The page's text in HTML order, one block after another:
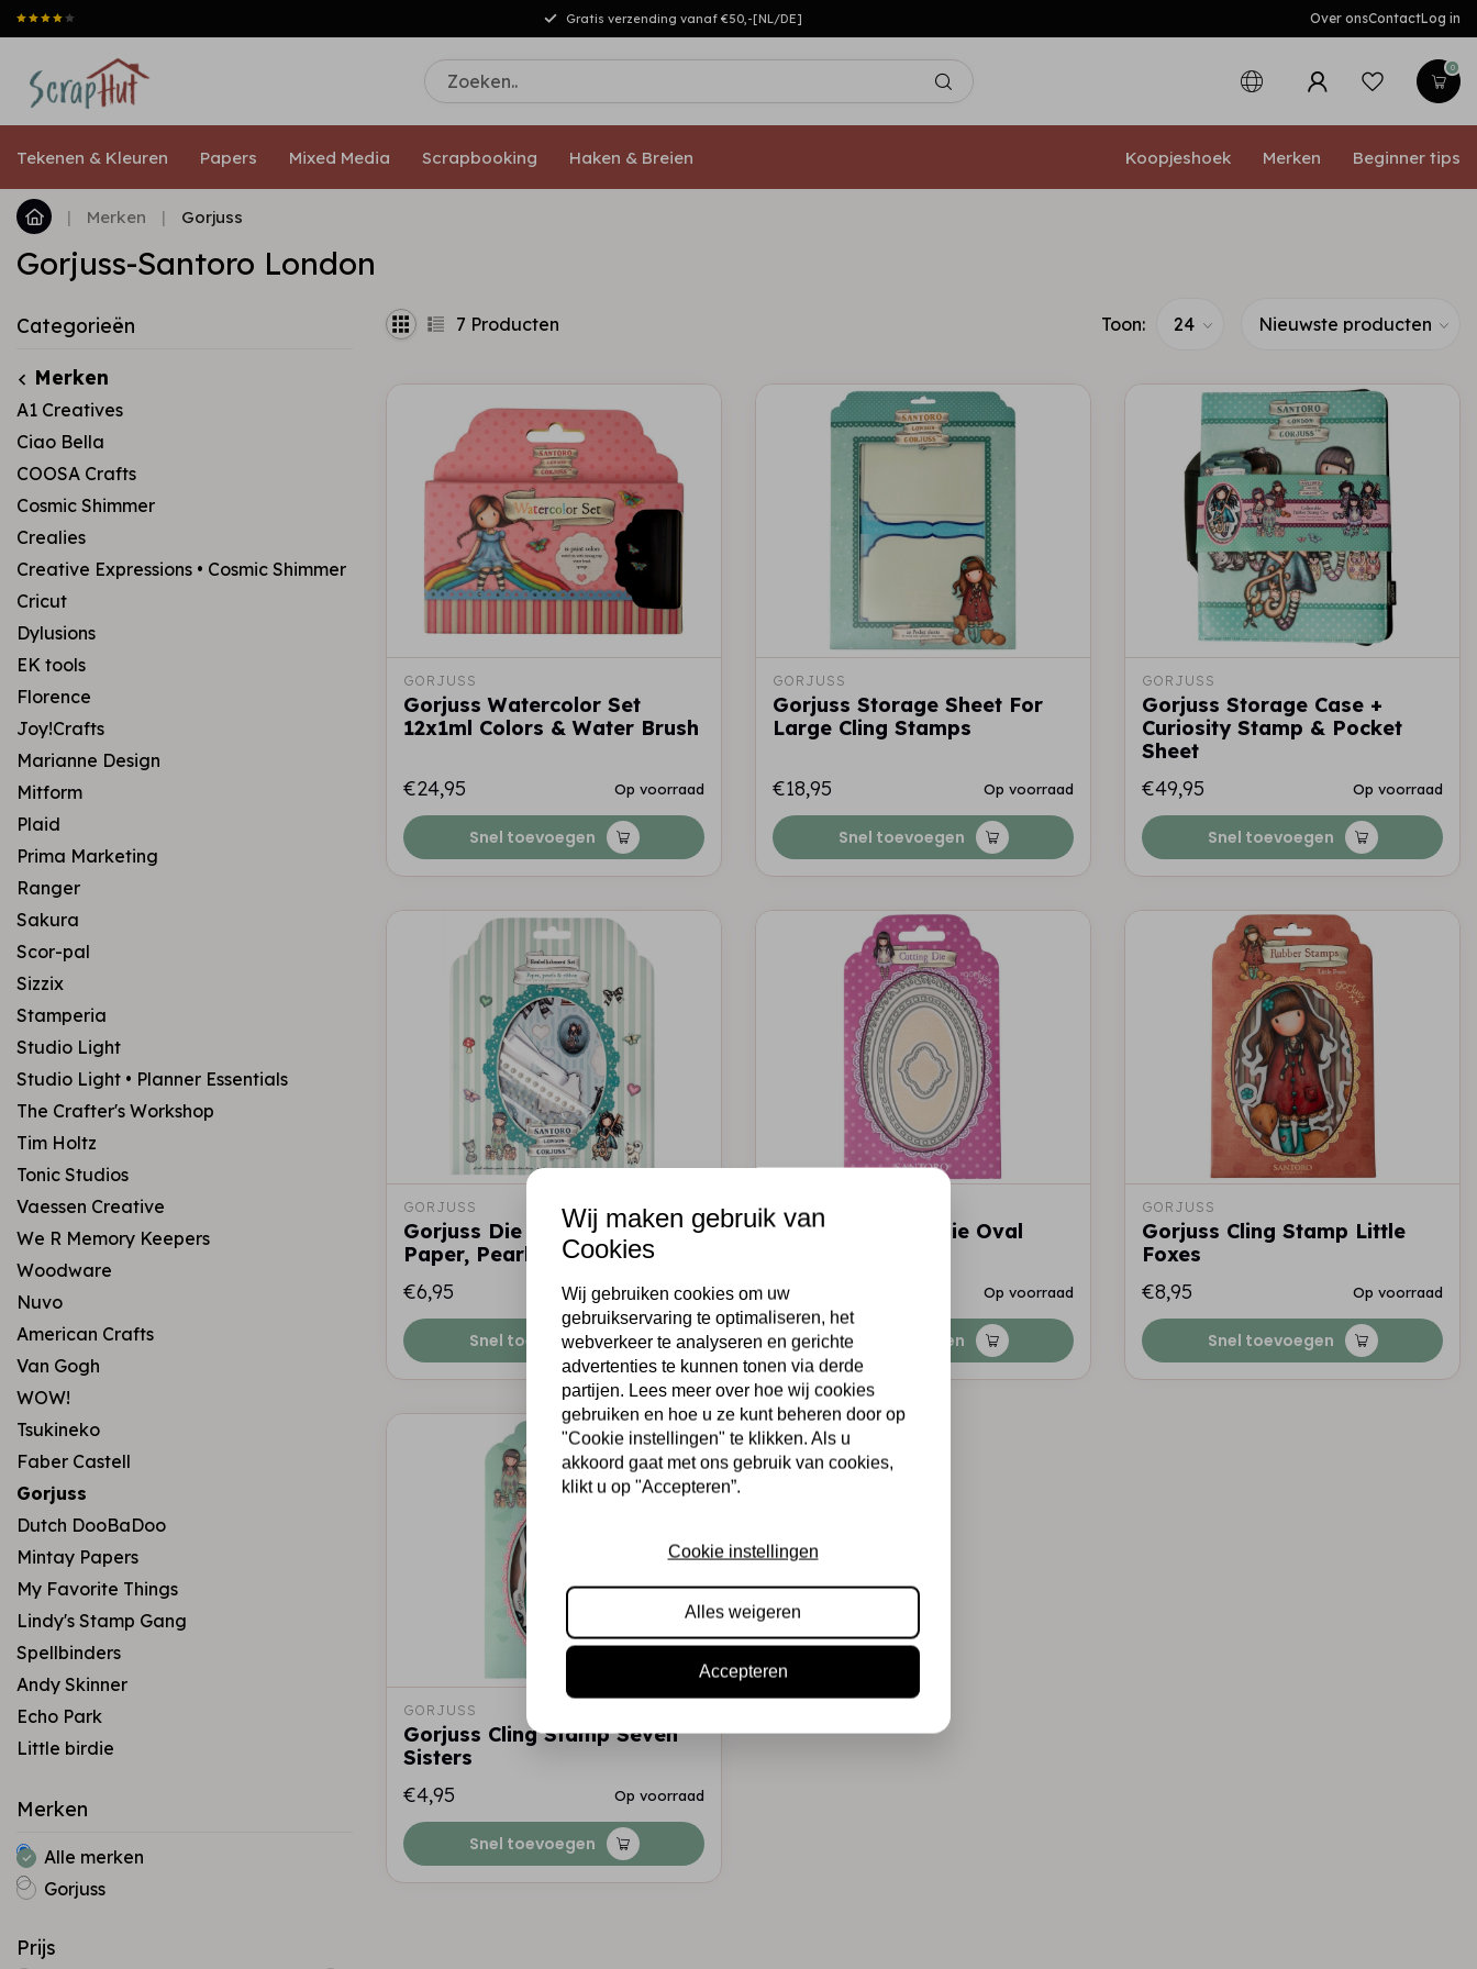
Gratis verzending vanaf €50,-[NL/DE] Over onsContactLog in
0
Tekenen & Kleuren Papers Mixed Media Scrapbooking Haken & Breien Koopjeshoek Merken Beginner tips
| Merken | Gorjuss
Gorjuss-Santoro London
Categorieën
Merken
A1 Creatives
Ciao Bella
COOSA Crafts
Cosmic Shimmer
Crealies
Creative Expressions • Cosmic Shimmer
Cricut
Dylusions
EK tools
Florence
Joy!Crafts
Marianne Design
Mitform
Plaid
Prima Marketing
Ranger
Sakura
Scor-pal
Sizzix
Stamperia
Studio Light
Studio Light • Planner Essentials
The Crafter's Workshop
Tim Holtz
Tonic Studios
Vaessen Creative
We R Memory Keepers
Woodware
Nuvo
American Crafts
Van Gogh
WOW!
Tsukineko
Faber Castell
Gorjuss
Dutch DooBaDoo
Mintay Papers
My Favorite Things
Lindy's Stamp Gang
Spellbinders
Andy Skinner
Echo Park
Little birdie
Merken
Alle merken
Gorjuss
Prijs
7 Producten Toon:
GORJUSS
Gorjuss Watercolor Set
12x1ml Colors & Water Brush
€24,95 Op voorraad
Snel toevoegen
GORJUSS
Gorjuss Storage Sheet For
Large Cling Stamps
€18,95 Op voorraad
Snel toevoegen
GORJUSS
Gorjuss Storage Case +
Curiosity Stamp & Pocket
Sheet
€49,95
Op voorraad
Snel toevoegen
GORJUSS
Gorjuss Die Cut Sheets 4x2
Paper, Pearls, Ribbon
€6,95
Op voorraad
Snel toevoegen
Gorjuss Cutting Die Oval
€14,95
Op voorraad
Snel toevoegen
GORJUSS
Gorjuss Cling Stamp Little
Foxes
€8,95
Op voorraad
Snel toevoegen
GORJUSS
Gorjuss Cling Stamp Seven
Sisters
€4,95
Op voorraad
Snel toevoegen
Wij maken gebruik van
Cookies
Wij gebruiken cookies om uw
gebruikservaring te optimaliseren, het
webverkeer te analyseren en gerichte
advertenties te kunnen tonen via derde
partijen. Lees meer over hoe wij cookies
gebruiken en hoe u ze kunt beheren door op
"Cookie instellingen" te klikken. Als u
akkoord gaat met ons gebruik van cookies,
klikt u op "Accepteren”.
Cookie instellingen
Alles weigeren
Accepteren